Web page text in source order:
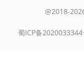
@2018-
蜀ICP备